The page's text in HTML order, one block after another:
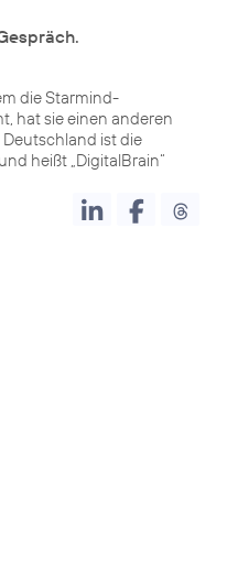
die Starmind-
hat sie einen anderen
Deutschland ist die
heißt „DigitalBrain“